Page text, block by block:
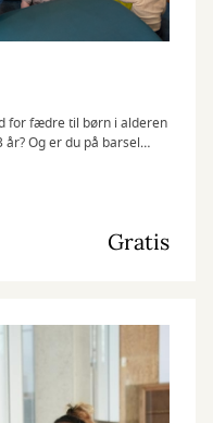
for fædre til børn i alderen
Og er du på barsel
Gratis